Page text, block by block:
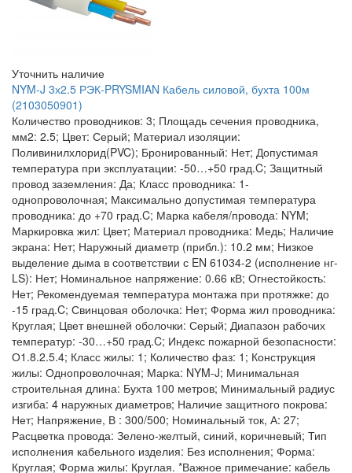
Уточнить наличие
NYM-J 3х2.5 РЭК-PRYSMIAN Кабель силовой, бухта 100м
(2103050901)
Количество проводников: 3; Площадь сечения проводника,
мм2: 2.5; Цвет: Серый; Материал изоляции:
Поливинилхлорид(PVC); Бронированный: Нет; Допустимая
температура при эксплуатации: -50…+50 град.C; Защитный
провод заземления: Да; Класс проводника: 1-
однопроволочная; Максимально допустимая температура
проводника: до +70 град.C; Марка кабеля/провода: NYM;
Маркировка жил: Цвет; Материал проводника: Медь; Наличие
экрана: Нет; Наружный диаметр (прибл.): 10.2 мм; Низкое
выделение дыма в соответствии с EN 61034-2 (исполнение нг-
LS): Нет; Номинальное напряжение: 0.66 кВ; Огнестойкость:
Нет; Рекомендуемая температура монтажа при протяжке: до
-15 град.C; Свинцовая оболочка: Нет; Форма жил проводника:
Круглая; Цвет внешней оболочки: Серый; Диапазон рабочих
температур: -30…+50 град.C; Индекс пожарной безопасности:
О1.8.2.5.4; Класс жилы: 1; Количество фаз: 1; Конструкция
жилы: Однопроволочная; Марка: NYM-J; Минимальная
строительная длина: Бухта 100 метров; Минимальный радиус
изгиба: 4 наружных диаметров; Наличие защитного покрова:
Нет; Напряжение, В : 300/500; Номинальный ток, А: 27;
Расцветка провода: Зелено-желтый, синий, коричневый; Тип
исполнения кабельного изделия: Без исполнения; Форма:
Круглая; Форма жилы: Круглая. *Важное примечание: кабель